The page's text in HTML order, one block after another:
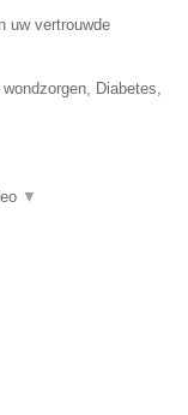
uw vertrouwde
Diabetes,
▼